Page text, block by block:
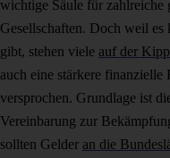
wichtige Säule für zahlreiche
Gesellschaften. Doch weil es
gibt, stehen viele auf der
auch eine stärkere finanzielle
versprochen. Grundlage ist
Vereinbarung zur
sollten Gelder an die